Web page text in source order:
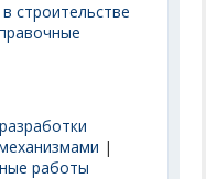
строительстве
|
работы